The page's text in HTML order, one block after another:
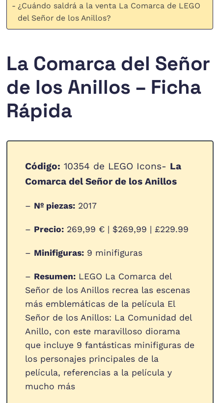
¿Cuándo saldrá a la venta La Comarca de LEGO
del Señor de los Anillos?
La Comarca del Señor
de los Anillos – Ficha
Rápida
Código: 10354 de LEGO Icons- La
Comarca del Señor de los Anillos
– Nº piezas:2017
– Precio:269,99 € | $269,99 | £229.99
– Minifiguras:9 minifiguras
– Resumen:LEGO La Comarca del
Señor de los Anillos recrea las escenas
más emblemáticas de la película El
Señor de los Anillos: La Comunidad del
Anillo, con este maravilloso diorama
que incluye 9 fantásticas minifiguras de
los personajes principales de la
película, referencias a la película y
mucho más